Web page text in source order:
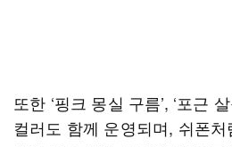
또한 ‘핑크 몽실 구름’, ‘포근
컬러도 함께 운영되며, 쉬폰